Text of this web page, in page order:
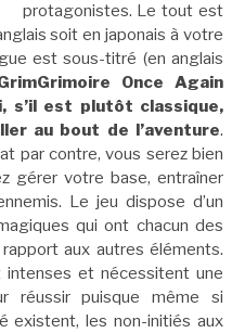
protagonistes. Le tout est
soit en japonais à votre
est sous-titré (en anglais
Once Again
s’il est plutôt classique,
au bout de l’aventure.
par contre, vous serez bien
gérer votre base, entraîner
Le jeu dispose d’un
qui ont chacun des
aux autres éléments.
et nécessitent une
réussir puisque même si
existent, les non-initiés aux